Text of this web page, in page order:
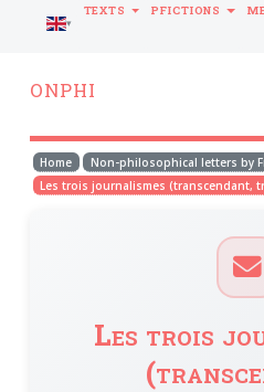
ONPHI
Home
Non-philosophical letters by
Les trois journalismes (transcendant,
Les trois
LANGUAGE
TEXTS PFICTIONS